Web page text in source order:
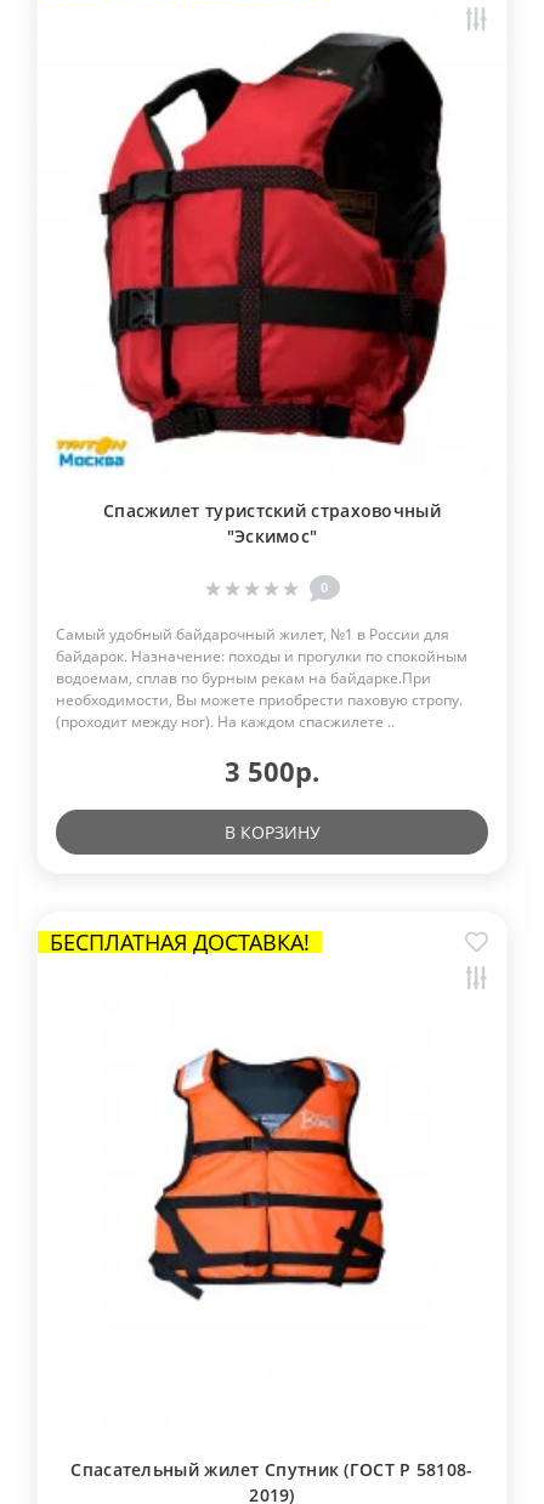
Спасжилет туристский страховочный
"Эскимос"
0
Cамый удобный байдарочный жилет, №1 в России для
байдарок. Назначение: походы и прогулки по спокойным
водоемам, сплав по бурным рекам на байдарке.При
необходимости, Вы можете приобрести паховую стропу.
(проходит между ног). На каждом спасжилете ..
3 500р.
В КОРЗИНУ
БЕСПЛАТНАЯ ДОСТАВКА!
Спасательный жилет Cпутник (ГОСТ Р 58108-
2019)